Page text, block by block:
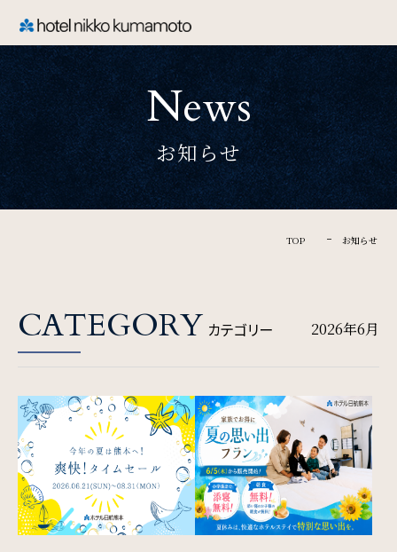
CLOSE
TOP
Welcome
ご宿泊
Restaurant & Lounge
レストラン&ラウンジ
Banquet
会議・ご宴会
News
お知らせ
TOP お知らせ
CATEGORY カテゴリー 2026年6月